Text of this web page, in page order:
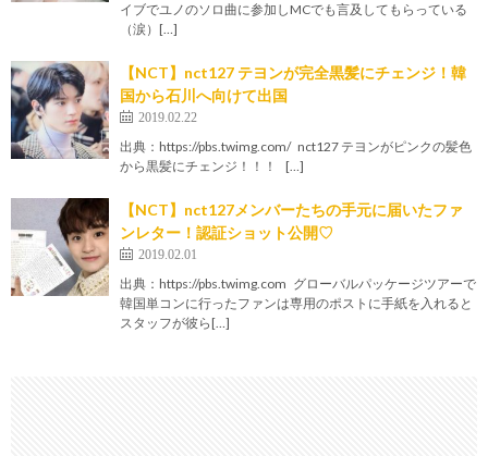
イブでユノのソロ曲に参加しMCでも言及してもらっている
（涙）[…]
【NCT】nct127 テヨンが完全黒髪にチェンジ！韓
国から石川へ向けて出国
2019.02.22
出典：https://pbs.twimg.com/ nct127 テヨンがピンクの髪色
から黒髪にチェンジ！！！ […]
【NCT】nct127メンバーたちの手元に届いたファ
ンレター！認証ショット公開♡
2019.02.01
出典：https://pbs.twimg.com グローバルパッケージツアーで
韓国単コンに行ったファンは専用のポストに手紙を入れると
スタッフが彼ら[…]